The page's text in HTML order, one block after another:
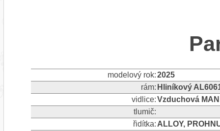
modelový rok:2025
rám: Hliníkový
vidlice:Vzduchová
tlumič:
řidítka: ALLOY,